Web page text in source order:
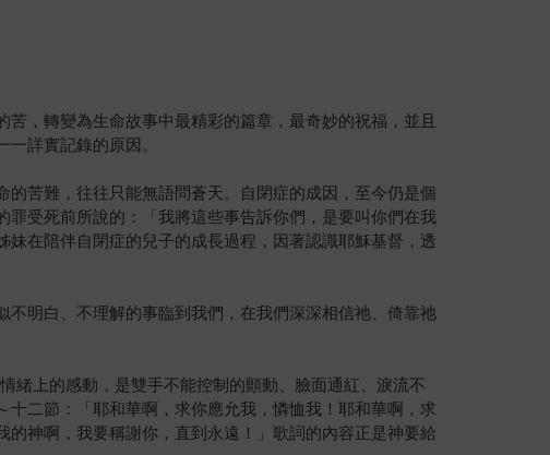
，轉變為生命故事中最精彩的篇章，最奇妙的祝福，並且
詳實記錄的原因。
苦難，往往只能無語問蒼天。自閉症的成因，至今仍是個
受死前所說的：「我將這些事告訴你們，是要叫你們在我
在陪伴自閉症的兒子的成長過程，因著認識耶穌基督，透
明白、不理解的事臨到我們，在我們深深相信祂、倚靠祂
緒上的感動，是雙手不能控制的顫動、臉面通紅、淚流不
二節：「耶和華啊，求你應允我，憐恤我！耶和華啊，求
神啊，我要稱謝你，直到永遠！」歌詞的內容正是神要給